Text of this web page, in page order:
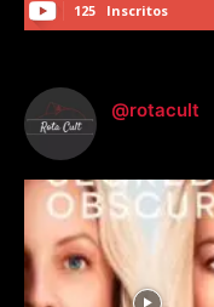
125 Inscritos
@rotacult